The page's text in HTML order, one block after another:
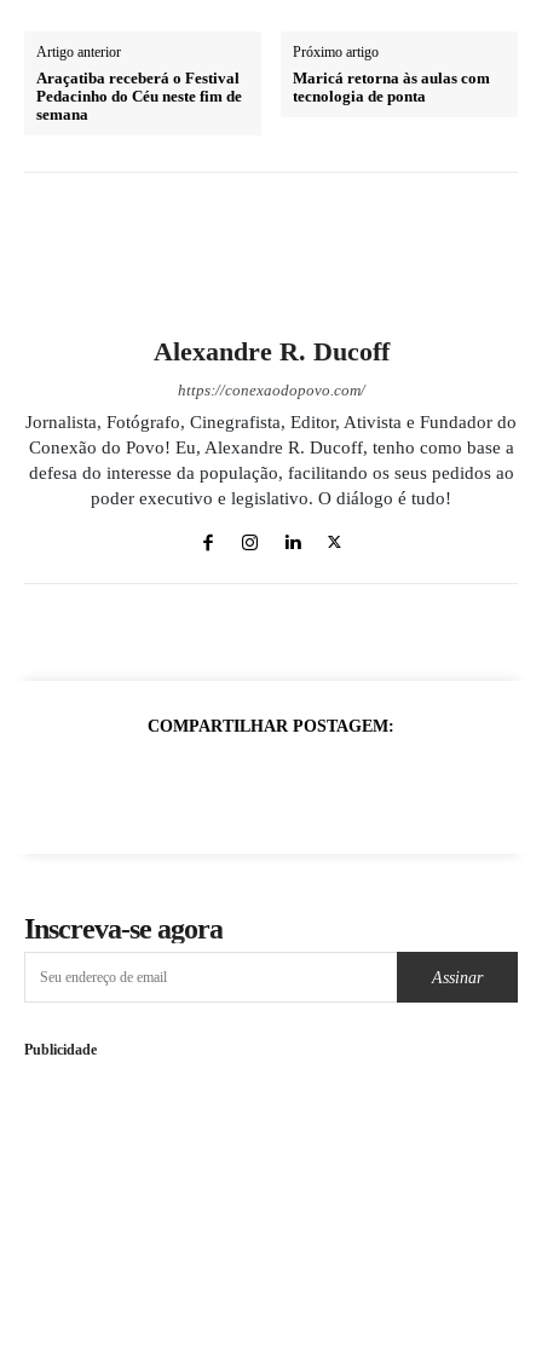
Artigo anterior
Araçatiba receberá o Festival
Pedacinho do Céu neste fim de
semana
Próximo artigo
Maricá retorna às aulas com
tecnologia de ponta
Alexandre R. Ducoff
https://conexaodopovo.com/
Jornalista, Fotógrafo, Cinegrafista, Editor, Ativista e Fundador do
Conexão do Povo! Eu, Alexandre R. Ducoff, tenho como base a
defesa do interesse da população, facilitando os seus pedidos ao
poder executivo e legislativo. O diálogo é tudo!
COMPARTILHAR POSTAGEM:
Inscreva-se agora
Assinar
Publicidade